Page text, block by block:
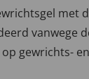
met
vanwege
gewrichts-